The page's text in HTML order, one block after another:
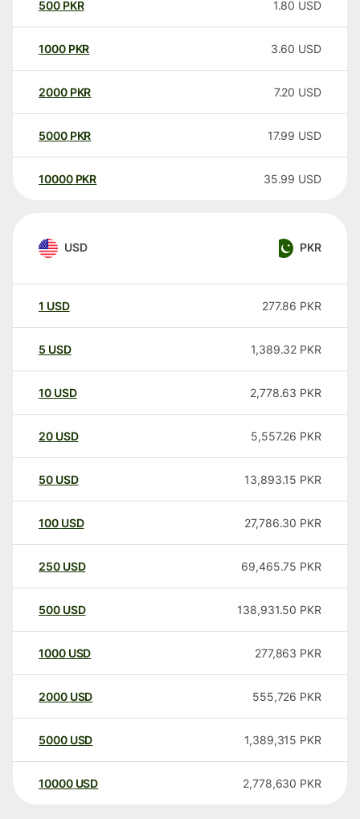
500 PKR 1.80 USD
1000 PKR 3.60 USD
2000 PKR 7.20 USD
5000 PKR 17.99 USD
10000 PKR 35.99 USD
USD PKR
1 USD 277.86 PKR
5 USD 1,389.32 PKR
10 USD 2,778.63 PKR
20 USD 5,557.26 PKR
50 USD 13,893.15 PKR
100 USD 27,786.30 PKR
250 USD 69,465.75 PKR
500 USD 138,931.50 PKR
1000 USD 277,863 PKR
2000 USD 555,726 PKR
5000 USD 1,389,315 PKR
10000 USD 2,778,630 PKR